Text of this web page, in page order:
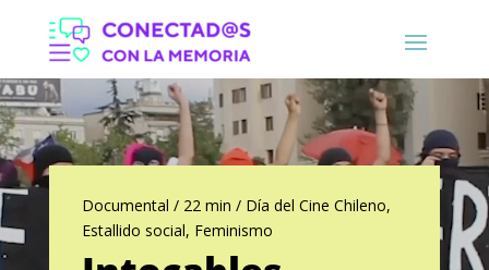
Documental / 22 min / Día del Cine Chileno,
Estallido social, Feminismo